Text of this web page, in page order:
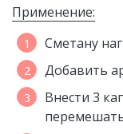
Применение:
Сметану
Добавить
Внести 3